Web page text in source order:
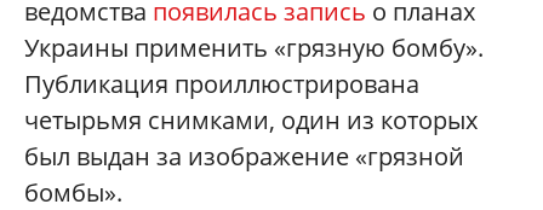
ведомства появилась запись о планах
Украины применить «грязную бомбу».
Публикация проиллюстрирована
четырьмя снимками, один из которых
был выдан за изображение «грязной
бомбы».